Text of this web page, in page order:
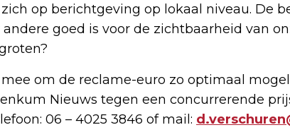
op berichtgeving op lokaal niveau. De
goed is voor de zichtbaarheid van
om de reclame-euro zo optimaal
Nieuws tegen een concurrerende
06 – 4025 3846 of mail: